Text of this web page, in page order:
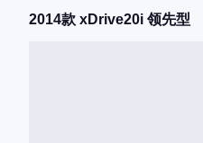
2014款 xDrive20i 领先型